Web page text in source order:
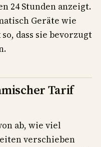
24 Stunden anzeigt.
Geräte wie
dass sie bevorzugt
Tarif
ab, wie viel
verschieben